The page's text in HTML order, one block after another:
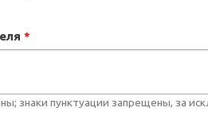
*
знаки пунктуации запрещены, за